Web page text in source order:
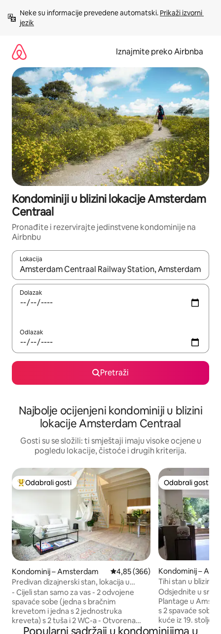
sadržaj
Neke su informacije prevedene automatski. Prikaži izvorni
jezik
Iznajmite preko Airbnba
Kondominiji u blizini lokacije Amsterdam
Centraal
Pronađite i rezervirajte jedinstvene kondominije na
Airbnbu
Lokacija
Kada budu dostupni rezultati, moći ćete ih pregledati
Dolazak
Odlazak
Pretraži
Najbolje ocijenjeni kondominiji u blizini
lokacije Amsterdam Centraal
Gosti su se složili: ti smještaji imaju visoke ocjene u
pogledu lokacije, čistoće i drugih kriterija.
Među najviše rangiranima s oznakom „Odabrali gosti”
Odabrali gosti
Kondominij – Amsterdam Prosječna ocjena: 4,85/5,
4,85 (366)
Predivan dizajnerski stan, lokacija u
centru grada
- Cijeli stan samo za vas - 2 odvojene
spavaće sobe (jedna s bračnim
krevetom i jedna s 2 jednostruka
kreveta) s 2 tuša i 2 WC-a - Otvorena
kuhinja s modernim aparatima (ali bez
Odabrali gosti
Odabrali gosti
Kondominij –
Tihi stan u blizini
Odsjednite u
Plantage u
s 2 spavaće sobe
kuće iz 19.
Svaka spavaća